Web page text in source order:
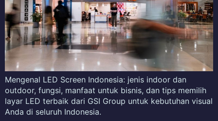
Mengenal LED Screen Indonesia: jenis indoor dan
outdoor, fungsi, manfaat untuk bisnis, dan tips memilih
layar LED terbaik dari GSI Group untuk kebutuhan visual
Anda di seluruh Indonesia.